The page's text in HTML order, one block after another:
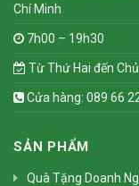
Chí Minh
7h00 – 19h30
Từ Thứ Hai đến
Cửa hàng: 089 66
SẢN PHẨM
Quà Tặng Doanh